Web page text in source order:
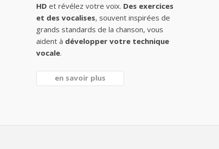
HD et révélez votre voix. Des exercices
et des vocalises, souvent inspirées de
grands standards de la chanson, vous
aident à développer votre technique
vocale.
en savoir plus